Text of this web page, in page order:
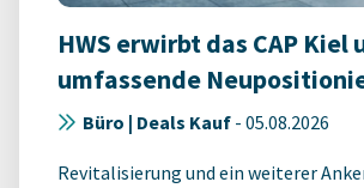
HWS erwirbt das CAP Kiel
umfassende
Büro | Deals Kauf - 05.08.2026
Revitalisierung und ein weiterer